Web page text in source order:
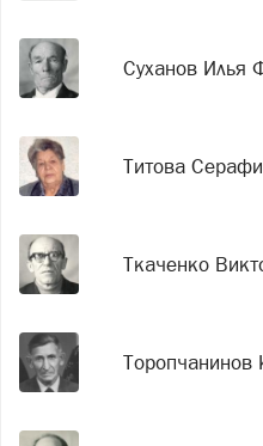
Суханов Илья
Титова
Ткаченко
Торопчанинов